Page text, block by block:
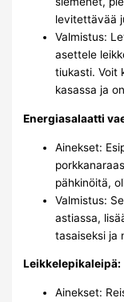
levitettävää
Valmistus:
asettele
tiukasti. Voit
kasassa ja
Energiasalaatti
Ainekset:
pähkinöitä,
Valmistus:
astiassa,
tasaiseksi ja
Leikkelepikaleipä:
Ainekset: